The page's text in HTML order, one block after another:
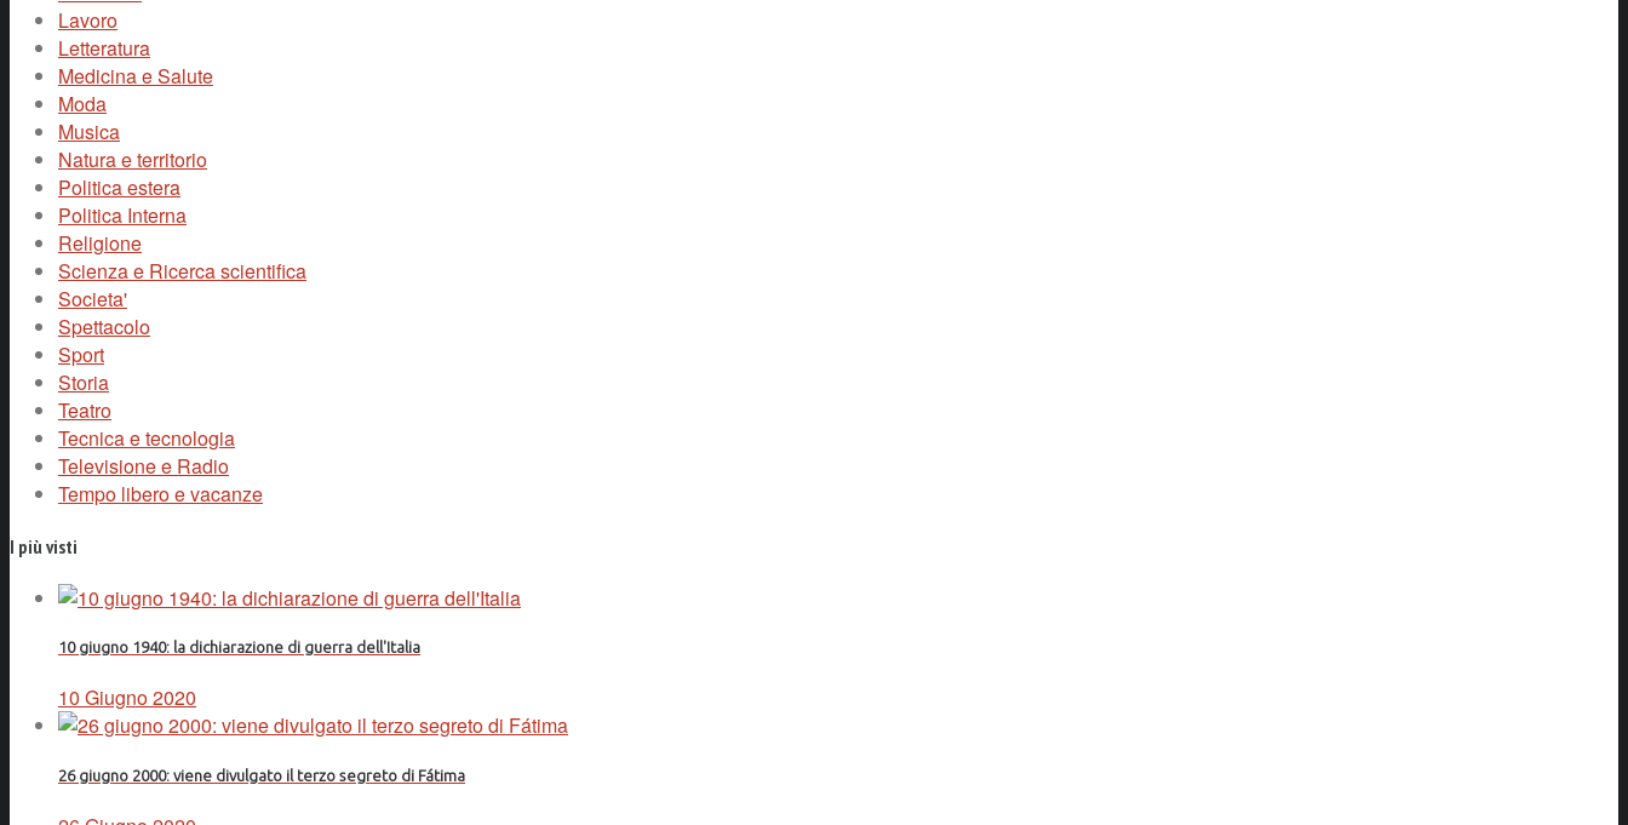
Lavoro
Letteratura
Medicina e Salute
Moda
Musica
Natura e territorio
Politica estera
Politica Interna
Religione
Scienza e Ricerca scientifica
Societa'
Spettacolo
Sport
Storia
Teatro
Tecnica e tecnologia
Televisione e Radio
Tempo libero e vacanze
I più visti
10 giugno 1940: la dichiarazione di guerra dell'Italia
10 Giugno 2020
26 giugno 2000: viene divulgato il terzo segreto di Fátima